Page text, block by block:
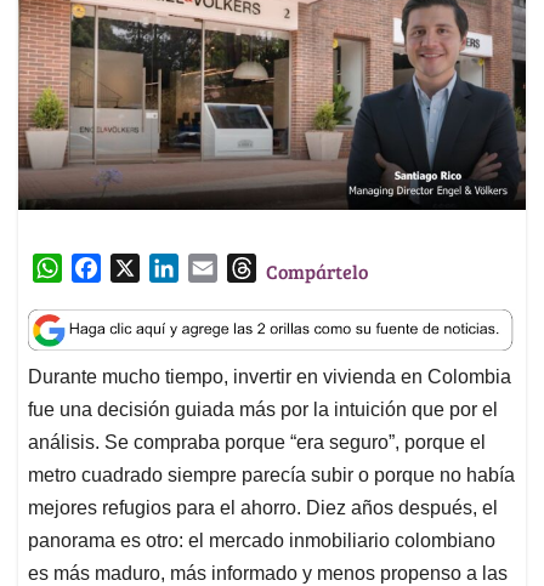
W
a
t
s
A
p
p
c
e
b
o
o
k
n
k
e
d
I
n
a
i
l
T
r
e
a
d
s
Compártelo
Durante mucho tiempo, invertir en vivienda en Colombia
fue una decisión guiada más por la intuición que por el
análisis. Se compraba porque “era seguro”, porque el
metro cuadrado siempre parecía subir o porque no había
mejores refugios para el ahorro. Diez años después, el
panorama es otro: el mercado inmobiliario colombiano
es más maduro, más informado y menos propenso a las